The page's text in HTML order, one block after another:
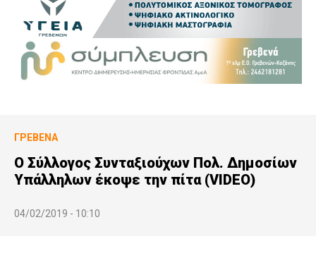
ΓΡΕΒΕΝΆ
Ο Σύλλογος Συνταξιούχων Πολ. Δημοσίων
Υπάλληλων έκοψε την πίτα (VIDEO)
04/02/2019 - 10:10